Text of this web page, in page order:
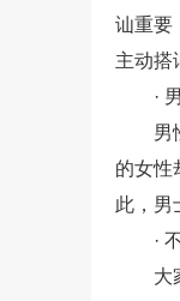
讪重要
主动搭
·
男
的女性
此，男
·
大